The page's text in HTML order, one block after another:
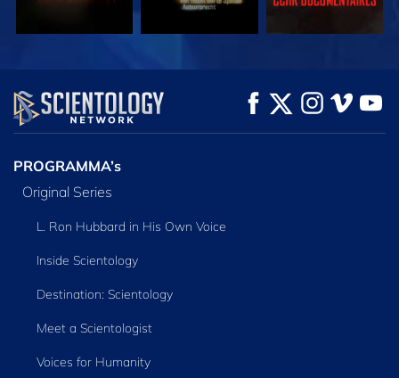
KIJK VERKEN DE SERIE
PROGRAMMA’s
Original Series
L. Ron Hubbard in His Own Voice
Inside Scientology
Destination: Scientology
Meet a Scientologist
Voices for Humanity